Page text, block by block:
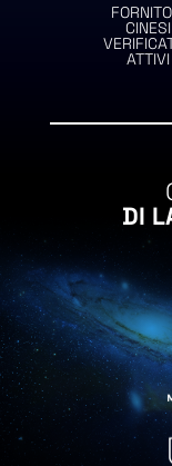
CINESI
ATTIVI
DI